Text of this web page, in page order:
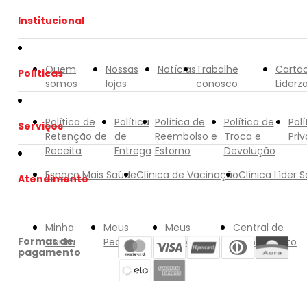
Institucional
Quem
somos
Nossas
lojas
NotíciasTrabalhe
conosco
Políticas
Política de
Retenção de
Receita
Política
de
Entrega
Política de
Reembolso e
Estorno
Política de
Troca e
Devolução
Serviços
Espaço Mais SaúdeClínica de VacinaçãoClínica Líder
Atendimento
Minha
Conta
Meus
Pedidos
Meus
Favoritos
Central de
Atendimento
Formas de
pagamento